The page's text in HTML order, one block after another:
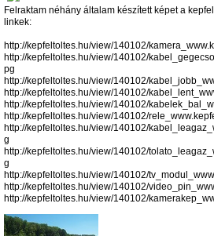
Felraktam néhány általam készített képet a
linkek:
http://kepfeltoltes.hu/view/140102/
http://kepfeltoltes.hu/view/140102/
pg
http://kepfeltoltes.hu/view/140102/
http://kepfeltoltes.hu/view/140102/
http://kepfeltoltes.hu/view/140102/
http://kepfeltoltes.hu/view/140102/
http://kepfeltoltes.hu/view/140102/
g
http://kepfeltoltes.hu/view/140102/
g
http://kepfeltoltes.hu/view/140102/
http://kepfeltoltes.hu/view/140102/
http://kepfeltoltes.hu/view/140102/